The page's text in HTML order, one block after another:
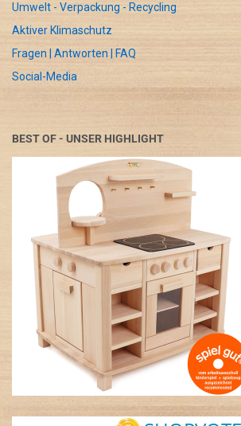
Umwelt - Verpackung - Recycling
Aktiver Klimaschutz
Fragen | Antworten | FAQ
Social-Media
BEST OF - UNSER HIGHLIGHT